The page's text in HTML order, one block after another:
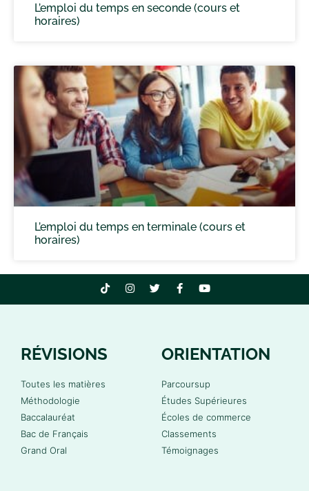
L’emploi du temps en seconde (cours et
horaires)
L’emploi du temps en terminale (cours et
horaires)
RÉVISIONS
Toutes les matières
Méthodologie
Baccalauréat
Bac de Français
Grand Oral
ORIENTATION
Parcoursup
Études Supérieures
Écoles de commerce
Classements
Témoignages